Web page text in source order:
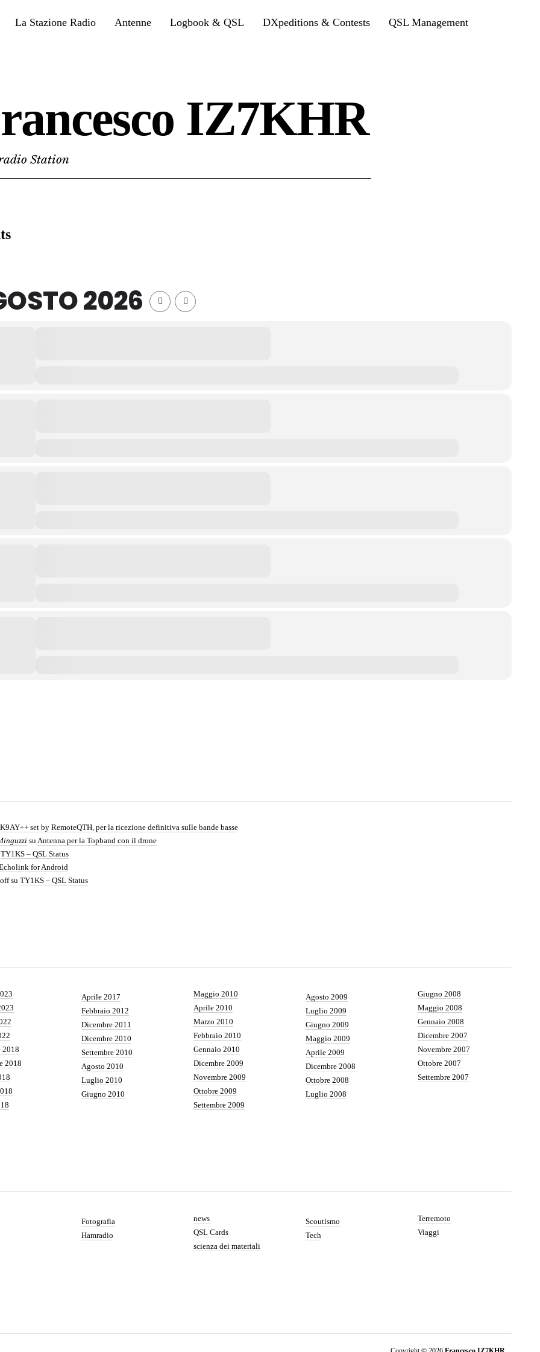
La Stazione Radio Antenne Logbook & QSL DXpeditions & Contests QSL Management
IZ7KHR
Station
2026
K9AY++ set by RemoteQTH, per la ricezione definitiva sulle bande basse
suAntenna per la Topband con il drone
TY1KS – QSL Status
for Android
su TY1KS – QSL Status
2018
2018
Aprile 2017
Febbraio 2012
Dicembre 2011
Dicembre 2010
Settembre 2010
Agosto 2010
Luglio 2010
Giugno 2010
Maggio 2010
Aprile 2010
Marzo 2010
Febbraio 2010
Gennaio 2010
Dicembre 2009
Novembre 2009
Ottobre 2009
Settembre 2009
Agosto 2009
Luglio 2009
Giugno 2009
Maggio 2009
Aprile 2009
Dicembre 2008
Ottobre 2008
Luglio 2008
Giugno 2008
Maggio 2008
Gennaio 2008
Dicembre 2007
Novembre 2007
Ottobre 2007
Settembre 2007
Fotografia
Hamradio
news
QSL Cards
scienza dei materiali
Scoutismo
Tech
Terremoto
Viaggi